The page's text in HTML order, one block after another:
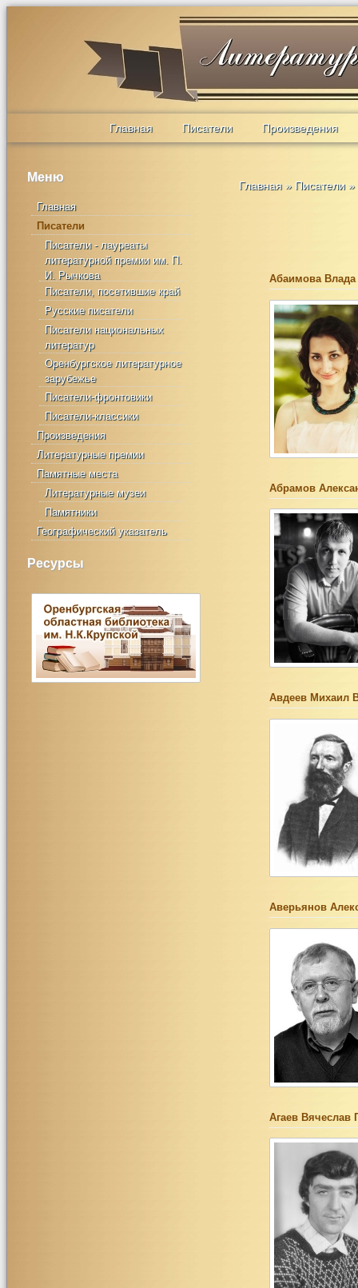
Главная Писатели Произведения
Меню
Главная
Писатели
Писатели - лауреаты
литературной премии им. П.
И. Рычкова
Писатели, посетившие край
Русские писатели
Писатели национальных
литератур
Оренбургское литературное
зарубежье
Писатели-фронтовики
Писатели-классики
Произведения
Литературные премии
Памятные места
Литературные музеи
Памятники
Географический указатель
Ресурсы
Главная » Писатели »
Абаимова Влада
Абрамов
Авдеев Михаил
Аверьянов
Агаев Вячеслав